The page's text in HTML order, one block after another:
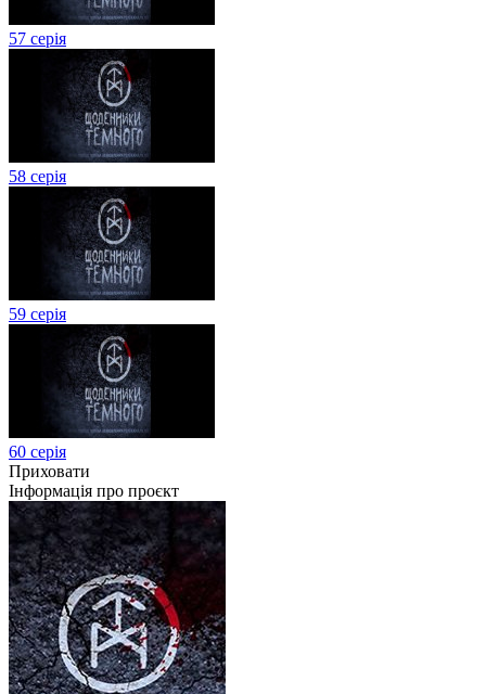
57 серія
58 серія
59 серія
60 серія
Приховати
Інформація про проєкт